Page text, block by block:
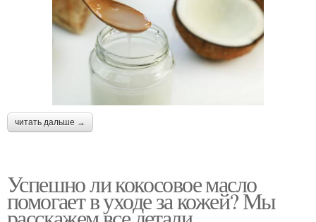
читать дальше →
Успешно ли кокосовое масло
помогает в уходе за кожей? Мы